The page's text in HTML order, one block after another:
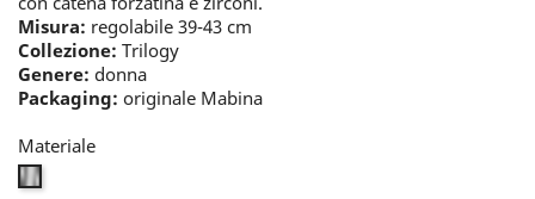
Misura: regolabile 39-43 cm
Collezione: Trilogy
Genere: donna
Packaging: originale Mabina
Materiale
bianco